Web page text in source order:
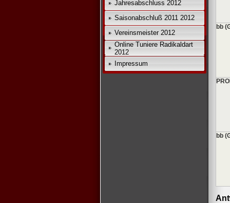
Jahresabschluss 2012
Saisonabschluß 2011 2012
Vereinsmeister 2012
Online Tuniere Radikaldart
2012
Impressum
bb
bb